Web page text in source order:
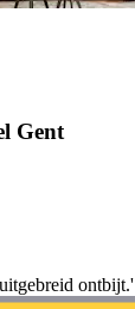
Gent
ontbijt.'